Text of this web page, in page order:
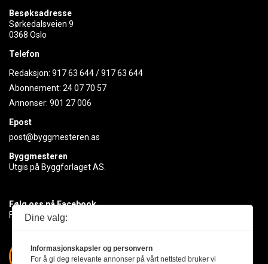
Besøksadresse
Sørkedalsveien 9
0368 Oslo
Telefon
Redaksjon: 917 63 644/917 63 644
Abonnement: 24 07 70 57
Annonser: 901 27 006
Epost
post@byggmesteren.as
Byggmesteren
Utgis på Byggforlaget AS.
Følg oss på Facebook
Få med deg det siste innen byggebransjen
Dine valg:
Informasjonskapsler og personvern
For å gi deg relevante annonser på vårt nettsted bruker vi